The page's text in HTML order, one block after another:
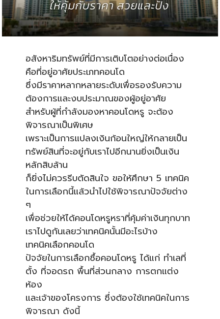
อสังหาริมทรัพย์ที่มีการเติบโตอย่างต่อเนื่อง
คือที่อยู่อาศัยประเภทคอนโด
ซึ่งมีราคาหลากหลายระดับเพื่อรองรับความ
ต้องการและงบประมาณของผู้อยู่อาศัย
สำหรับผู้ที่กำลังมองหาคอนโดหรู จะต้อง
พิจารณาเป็นพิเศษ
เพราะเป็นการแปลงเงินก้อนใหญ่ให้กลายเป็น
ทรัพย์สินที่จะอยู่กับเราไปอีกนานยิ่งเป็นเงิน
หลักสิบล้าน
ก็ยิ่งไม่ควรรีบตัดสินใจ ขอให้ศึกษา 5 เทคนิค
ในการเลือกนี้แล้วนำไปใช้พิจารณาปัจจัยต่าง
ๆ
เพื่อช่วยให้ได้คอนโดหรูหราที่คุ้มค่าเงินทุกบาท
เราไปดูกันเลยว่าเทคนิคนั้นมีอะไรบ้าง
เทคนิคเลือกคอนโด
ปัจจัยในการเลือกซื้อคอนโดหรู ได้แก่ ทำเลที่
ตั้ง ที่จอดรถ พื้นที่ส่วนกลาง การตกแต่ง
ห้อง
และเจ้าของโครงการ ซึ่งต้องใช้เทคนิคในการ
พิจารณา ดังนี้